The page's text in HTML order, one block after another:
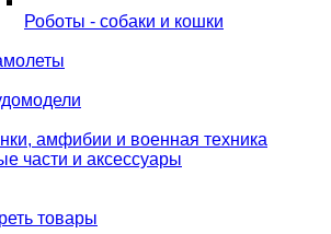
Роботы - собаки и кошки
амфибии и военная техника
части и аксессуары
товары